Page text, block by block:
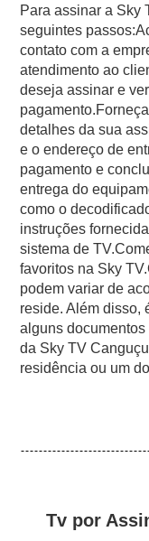
Para assinar a Sky
seguintes
contato com a
atendimento ao
deseja assinar e
detalhes da sua
e o endereço de
pagamento e
entrega do
como o
instruções
sistema de
favoritos na Sky
podem variar de
reside. Além disso,
alguns
da Sky TV
residência ou um
Tv por